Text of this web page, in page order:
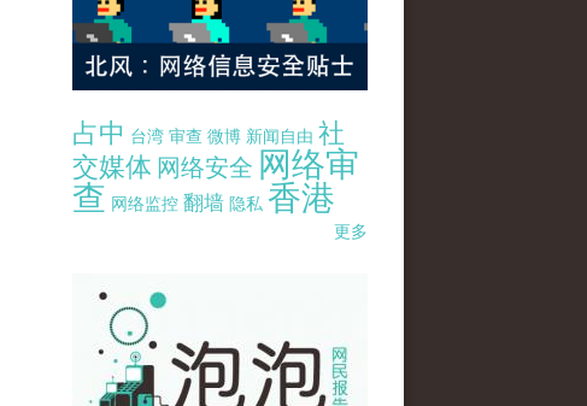
占中 台湾 审查 微博 新闻自由 社
交媒体 网络安全 网络审
查 网络监控 翻墙 隐私 香港
更多
pao-pao-banner-mirror-site-120814.jpg